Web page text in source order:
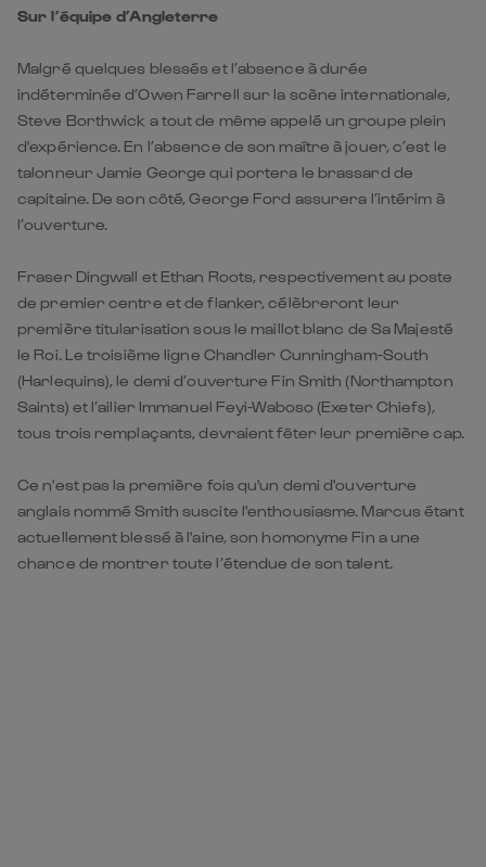
Steve Borthwick a tout de même appelé un groupe plein
talonneur Jamie George qui portera le brassard de
capitaine. De son côté, George Ford assurera l’intérim à
l’ouverture.
Fraser Dingwall et Ethan Roots, respectivement au poste
de premier centre et de flanker, célèbreront leur
première titularisation sous le maillot blanc de Sa Majesté
(Harlequins), le demi d’ouverture Fin Smith (Northampton
Saints) et l’ailier Immanuel Feyi-Waboso (Exeter Chiefs),
tous trois remplaçants, devraient fêter leur première cap.
Ce n'est pas la première fois qu'un demi d'ouverture
anglais nommé Smith suscite l'enthousiasme. Marcus étant
actuellement blessé à l'aine, son homonyme Fin a une